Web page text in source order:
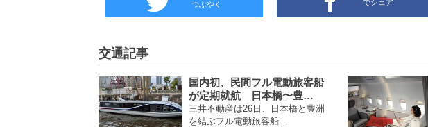
つぶやく
でシェア
交通記事
国内初、民間フル電動旅客船
が定期就航 日本橋〜豊…
三井不動産は26日、日本橋と豊洲
を結ぶフル電動旅客船…